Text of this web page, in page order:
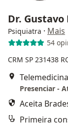
Dr. Gustavo
Psiquiatra · Mais
54
CRM SP 231438
Presenciar -
Aceita
Primeira